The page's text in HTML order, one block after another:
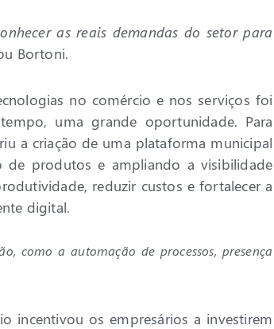
as reais demandas do setor para
Bortoni.
no comércio e nos serviços foi
uma grande oportunidade. Para
a criação de uma plataforma municipal
de produtos e ampliando a visibilidade
reduzir custos e fortalecer a
digital.
como a automação de processos, presença
incentivou os empresários a investirem